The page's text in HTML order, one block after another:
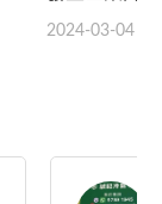
2024-03-04